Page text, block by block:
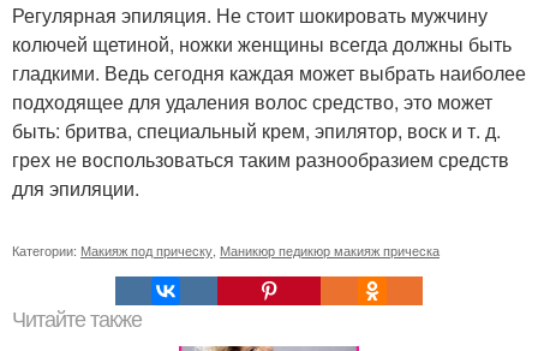
Регулярная эпиляция. Не стоит шокировать мужчину
колючей щетиной, ножки женщины всегда должны быть
гладкими. Ведь сегодня каждая может выбрать наиболее
подходящее для удаления волос средство, это может
быть: бритва, специальный крем, эпилятор, воск и т. д.
грех не воспользоваться таким разнообразием средств
для эпиляции.
Категории: Макияж под прическу Маникюр педикюр макияж прическа
Читайте также